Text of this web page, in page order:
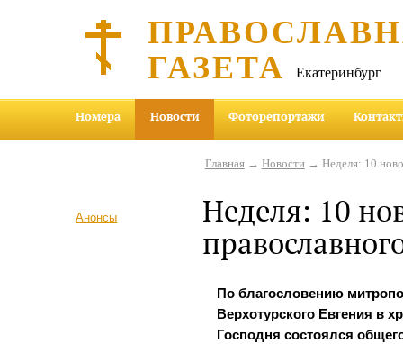
ГАЗЕТА Екатеринбург
Номера Новости Фоторепортажи
Анонсы
Главная→ Новости→ Неделя: 10
Неделя: 10
По благословению
Верхотурского Евгения в
Господня состоялся